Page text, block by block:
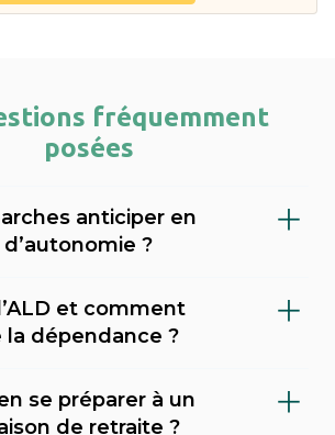
fréquemment
posées
anticiper en
?
le GIR), demander l’APA
d’autonomie) au
et envisager une
juridique (tutelle,
et comment
la dépendance ?
médicale qui permet une
se préparer à un
de retraite ?